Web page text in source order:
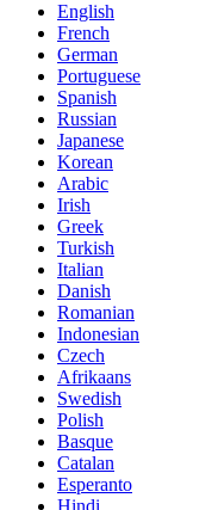
English
French
German
Portuguese
Spanish
Russian
Japanese
Korean
Arabic
Irish
Greek
Turkish
Italian
Danish
Romanian
Indonesian
Czech
Afrikaans
Swedish
Polish
Basque
Catalan
Esperanto